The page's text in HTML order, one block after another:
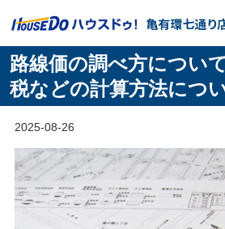
路線価の調べ方につい
税などの計算方法につ
2025-08-26